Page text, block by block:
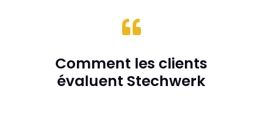

Comment les clients
évaluent Stechwerk